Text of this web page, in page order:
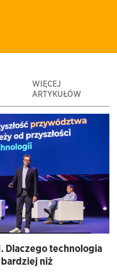
WIĘCEJ
ARTYKUŁÓW
Dlaczego technologia
niż